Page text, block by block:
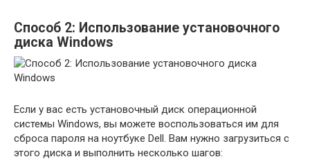
Способ 2: Использование установочного
диска Windows
Если у вас есть установочный диск операционной
системы Windows, вы можете воспользоваться им для
сброса пароля на ноутбуке Dell. Вам нужно загрузиться с
этого диска и выполнить несколько шагов: